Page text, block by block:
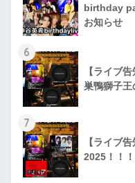
birthday
お知らせ
6
【ライブ
巣鴨獅子王
7
【ライブ
2025！！